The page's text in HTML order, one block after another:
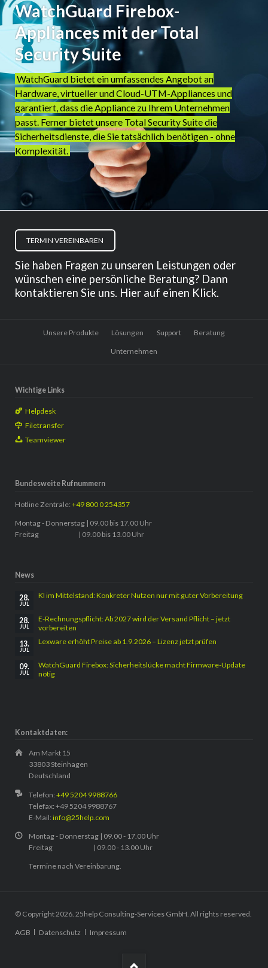
WatchGuard Firebox-
Appliances mit der Total
Security Suite
WatchGuard bietet ein umfassendes Angebot an
Hardware, virtueller und Cloud-UTM-Appliances und
garantiert, dass die Appliance zu Ihrem Unternehmen
passt. Ferner bietet unsere Total Security Suite die
Sicherheitsdienste, die Sie tatsächlich benötigen - ohne
Komplexität.
TERMIN VEREINBAREN
Sie haben Fragen zu unseren Leistungen oder
wünschen eine persönliche Beratung? Dann
kontaktieren Sie uns. Hier auf einen Klick.
Unsere Produkte Lösungen Support Beratung
Unternehmen
Wichtige Links
Helpdesk
Filetransfer
Teamviewer
Bundesweite Rufnummern
Hotline Zentrale: +49 800 0 254357
Montag - Donnerstag | 09.00 bis 17.00 Uhr
Freitag | 09.00 bis 13.00 Uhr
News
28.
JUL
KI im Mittelstand: Konkreter Nutzen nur mit guter Vorbereitung
28.
JUL
E-Rechnungspflicht: Ab 2027 wird der Versand Pflicht – jetzt
vorbereiten
13.
JUL
Lexware erhöht Preise ab 1.9.2026 – Lizenz jetzt prüfen
09.
JUL
WatchGuard Firebox: Sicherheitslücke macht Firmware-Update
nötig
Kontaktdaten:
Am Markt 15
33803 Steinhagen
Deutschland
Telefon: +49 5204 9988766
Telefax: +49 5204 9988767
E-Mail: info@25help.com
Montag - Donnerstag | 09.00 - 17.00 Uhr
Freitag | 09.00 - 13.00 Uhr
Termine nach Vereinbarung.
© Copyright 2026. 25help Consulting-Services GmbH. All rights reserved.
Navigation
AGB Datenschutz Impressum